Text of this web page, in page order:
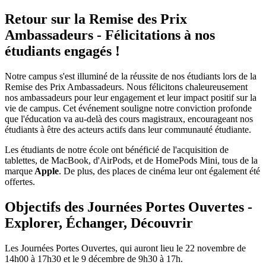
Retour sur la Remise des Prix
Ambassadeurs - Félicitations à nos
étudiants engagés !
Notre campus s'est illuminé de la réussite de nos étudiants lors de la
Remise des Prix Ambassadeurs. Nous félicitons chaleureusement
nos ambassadeurs pour leur engagement et leur impact positif sur la
vie de campus. Cet événement souligne notre conviction profonde
que l'éducation va au-delà des cours magistraux, encourageant nos
étudiants à être des acteurs actifs dans leur communauté étudiante.
Les étudiants de notre école ont bénéficié de l'acquisition de
tablettes, de MacBook, d'AirPods, et de HomePods Mini, tous de la
marque Apple. De plus, des places de cinéma leur ont également été
offertes.
Objectifs des Journées Portes Ouvertes -
Explorer, Échanger, Découvrir
Les Journées Portes Ouvertes, qui auront lieu le 22 novembre de
14h00 à 17h30 et le 9 décembre de 9h30 à 17h.